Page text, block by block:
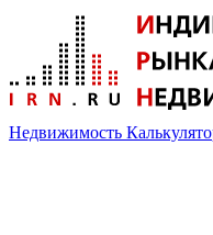
Недвижимость